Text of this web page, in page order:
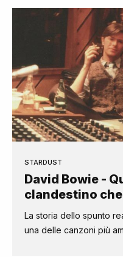
STARDUST
David Bowie -
clandestino
La storia dello spunto
una delle canzoni più